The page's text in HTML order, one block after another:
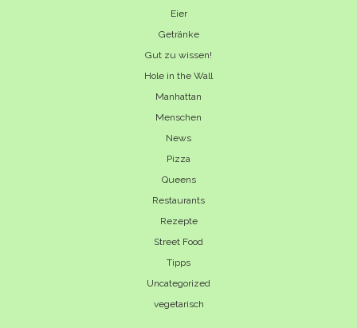
Eier
Getränke
Gut zu wissen!
Hole in the Wall
Manhattan
Menschen
News
Pizza
Queens
Restaurants
Rezepte
Street Food
Tipps
Uncategorized
vegetarisch